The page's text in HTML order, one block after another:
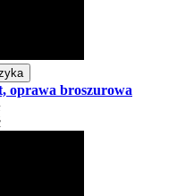
oprawa broszurowa